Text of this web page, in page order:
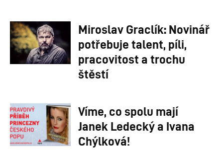
Miroslav Graclík: Novinář
potřebuje talent, píli,
pracovitost a trochu
štěstí
Víme, co spolu mají
Janek Ledecký a Ivana
Chýlková!